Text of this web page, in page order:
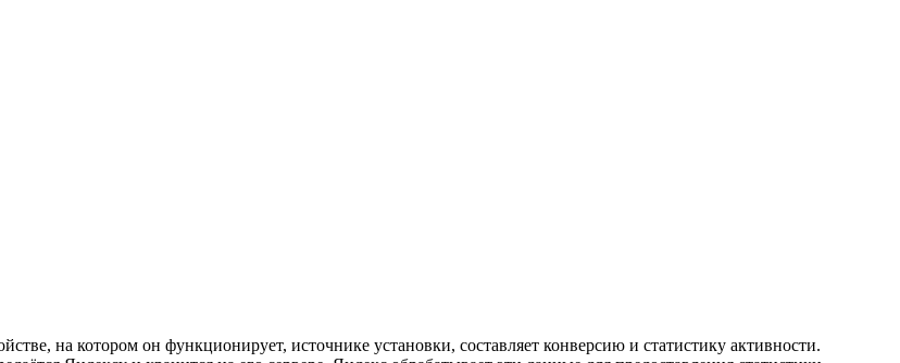
на котором он функционирует, источнике установки, составляет конверсию и статистику активности.